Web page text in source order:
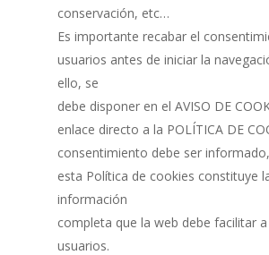
conservación, etc…
Es importante recabar el
usuarios antes de iniciar la
ello, se
debe disponer en el AVISO DE
enlace directo a la POLÍTICA DE
consentimiento debe ser
esta Política de cookies constituye
información
completa que la web debe facilitar
usuarios.